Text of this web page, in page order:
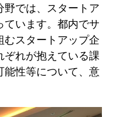
では、スタートア
ています。都内でサ
スタートアップ企
れが抱えている課
能性等について、意